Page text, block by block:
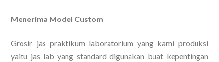
Menerima Model Custom
Grosir jas praktikum laboratorium yang kami produksi
yaitu jas lab yang standard digunakan buat kepentingan